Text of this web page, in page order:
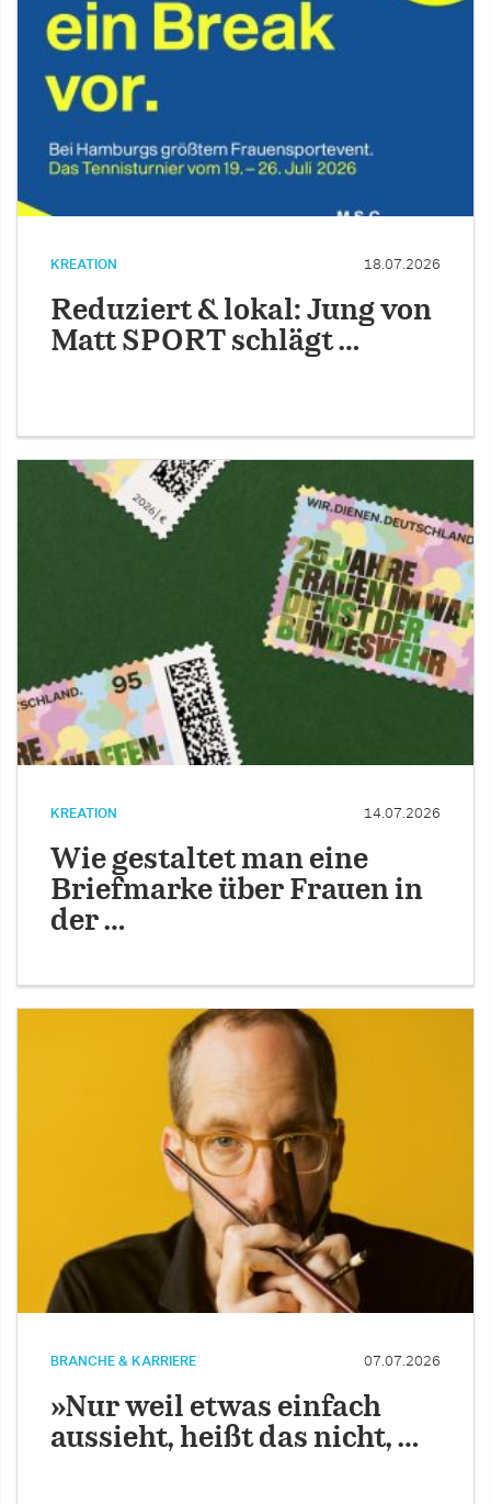
KREATION 18.07.2026
Reduziert & lokal: Jung von
Matt SPORT schlägt …
KREATION 14.07.2026
Wie gestaltet man eine
Briefmarke über Frauen in
der …
BRANCHE & KARRIERE 07.07.2026
»Nur weil etwas einfach
aussieht, heißt das nicht, …